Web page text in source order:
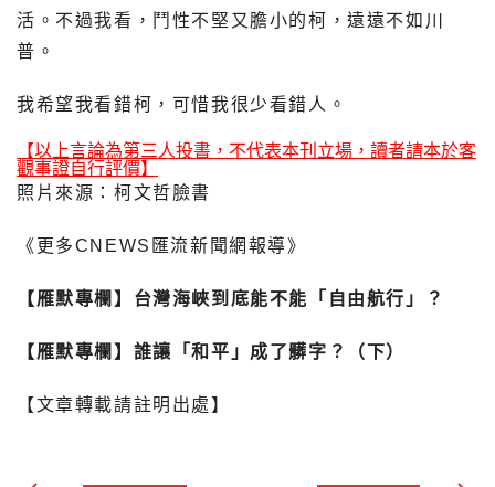
活。不過我看，鬥性不堅又膽小的柯，遠遠不如川
普。
我希望我看錯柯，可惜我很少看錯人。
【以上言論為第三人投書，不代表本刊立場，讀者請本於客
觀事證自行評價】
照片來源：柯文哲臉書
《更多CNEWS匯流新聞網報導》
【雁默專欄】台灣海峽到底能不能「自由航行」？
【雁默專欄】誰讓「和平」成了髒字？（下）
【文章轉載請註明出處】